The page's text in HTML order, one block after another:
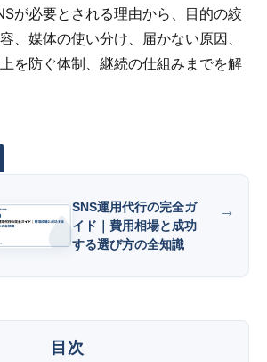
が必要とされる理由から、目的の絞
、媒体の使い分け、届かない原因、
を防ぐ体制、継続の仕組みまでを解
SNS運用代行の完全ガ
イド｜費用相場と成功
する選び方の全知識